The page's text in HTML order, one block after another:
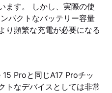
ます。 しかし、実際の使
パクトなバッテリー容量
り頻繁な充電が必要になる
Proと同じA17 Proチッ
トなデバイスとしては非常